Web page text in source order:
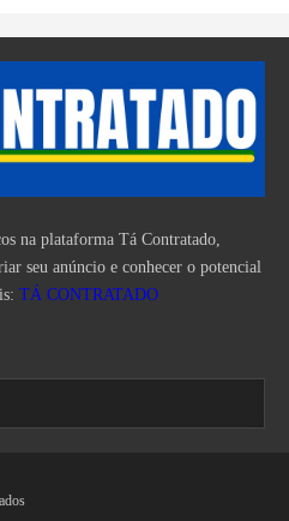
na plataforma Tá Contratado,
seu anúncio e conhecer o potencial
TÁ CONTRATADO